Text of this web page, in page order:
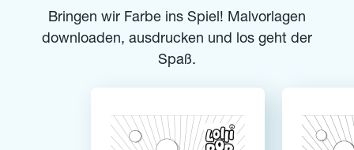
Bringen wir Farbe ins Spiel! Malvorlagen
downloaden, ausdrucken und los geht der
Spaß.